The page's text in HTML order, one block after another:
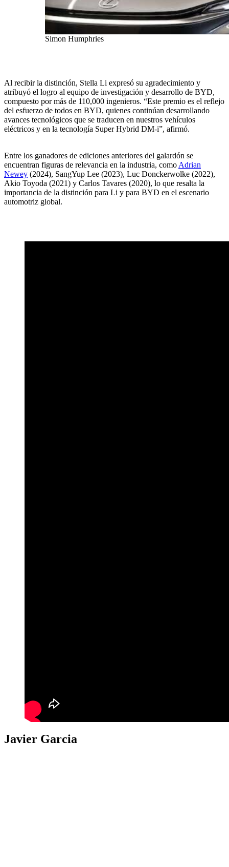
Simon Humphries
Al recibir la distinción, Stella Li expresó su agradecimiento y
atribuyó el logro al equipo de investigación y desarrollo de BYD,
compuesto por más de 110,000 ingenieros. “Este premio es el reflejo
del esfuerzo de todos en BYD, quienes continúan desarrollando
avances tecnológicos que se traducen en nuestros vehículos
eléctricos y en la tecnología Super Hybrid DM-i”, afirmó.
Entre los ganadores de ediciones anteriores del galardón se
encuentran figuras de relevancia en la industria, como Adrian
Newey (2024), SangYup Lee (2023), Luc Donckerwolke (2022),
Akio Toyoda (2021) y Carlos Tavares (2020), lo que resalta la
importancia de la distinción para Li y para BYD en el escenario
automotriz global.
Javier Garcia